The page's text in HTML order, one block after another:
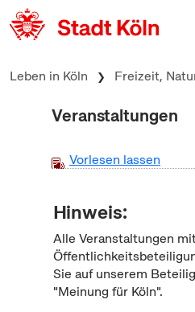
zum Inhalt springen
Leben in Köln Freizeit,
Veranstaltungen
Vorlesen lassen
Hinweis:
Alle Veranstaltungen
Sie auf unserem
"Meinung für Köln".